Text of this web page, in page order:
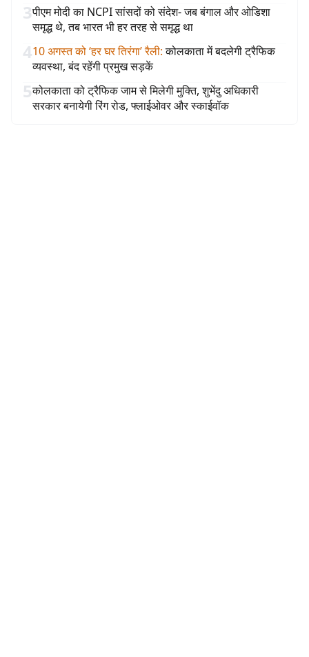
3पीएम मोदी का NCPI सांसदों को संदेश- जब बंगाल और ओडिशा
समृद्ध थे, तब भारत भी हर तरह से समृद्ध था
410 अगस्त को ‘हर घर तिरंगा’ रैली: कोलकाता में बदलेगी ट्रैफिक
व्यवस्था, बंद रहेंगी प्रमुख सड़कें
5कोलकाता को ट्रैफिक जाम से मिलेगी मुक्ति, शुभेंदु अधिकारी
सरकार बनायेगी रिंग रोड, फ्लाईओवर और स्काईवॉक